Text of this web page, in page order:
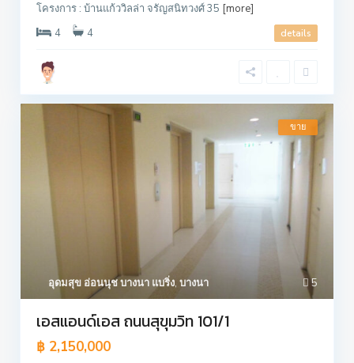
โครงการ : บ้านแก้ววิลล่า จรัญสนิทวงศ์ 35 [more]
4
4 details
5
อุดมสุข อ่อนนุช บางนา แบริ่ง, บางนา
ขาย
เอสแอนด์เอส ถนนสุขุมวิท 101/1
฿ 2,150,000